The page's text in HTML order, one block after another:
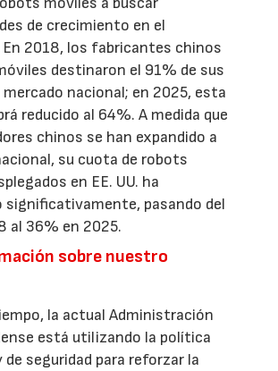
de crecimiento en el
2018, los fabricantes chinos
destinaron el 91% de sus
mercado nacional; en 2025, esta
reducido al 64%. A medida que
chinos se han expandido a
su cuota de robots
en EE. UU. ha
significativamente, pasando del
al 36% en 2025.
sobre nuestro
la actual Administración
está utilizando la política
de seguridad para reforzar la